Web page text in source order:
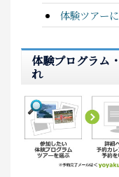
体験ツアー
体験プログラム
れ